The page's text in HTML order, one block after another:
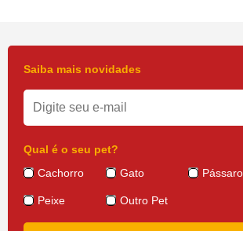
Saiba mais novidades
Qual é o seu pet?
Cachorro
Gato Pássaro
Peixe Outro Pet